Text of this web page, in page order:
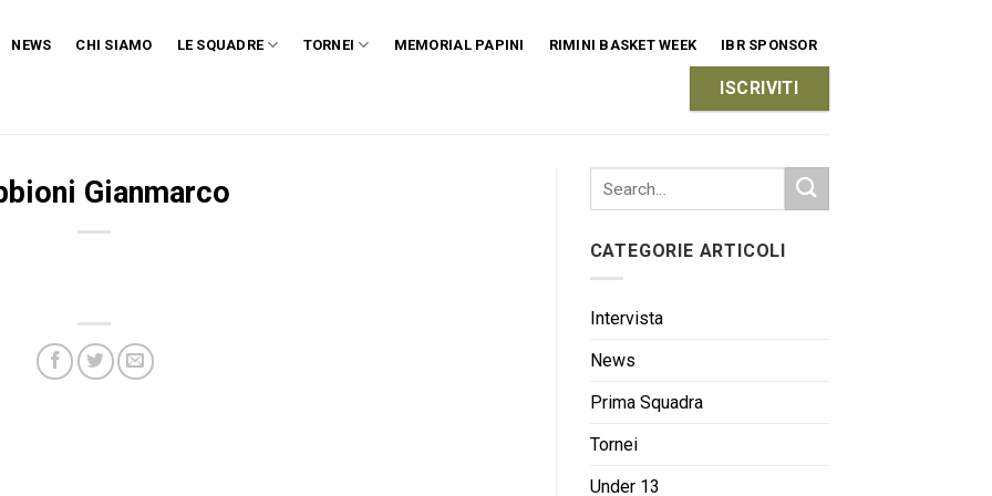
NEWS CHI SIAMO LE SQUADRE TORNEI MEMORIAL PAPINI RIMINI BASKET WEEK IBR SPONSOR
ISCRIVITI
Gianmarco
CATEGORIE ARTICOLI
Intervista
News
Prima Squadra
Tornei
Under 13